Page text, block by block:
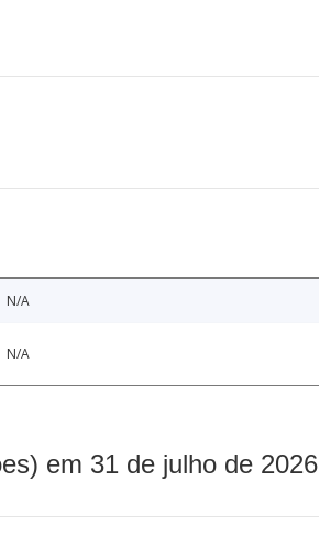
N/A
N/A
em 31 de julho de 2026